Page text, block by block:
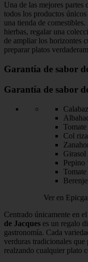
Una de las mejores partes
todos los productos
una tienda de
hierbas, regalar una
de ampliar los horizontes
preparar platos
Garantía de sabor
Garantía de sabor
Tomate
Col
Girasol
Pepino
Ver en
Centrado únicamente en el
de Jacques es un regalo
gastronomía. Cada
verduras tradicionales que
realzando cualquier plato